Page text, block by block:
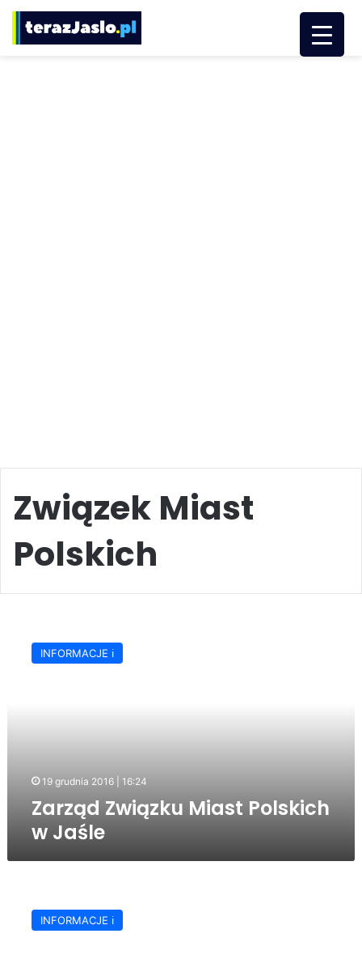
Związek Miast
Polskich
Związku
Miast INFORMACJE ℹ️
19 grudnia 2016 | 16:24
Zarząd Związku Miast Polskich
w Jaśle
Miast
Polskich:INFORMACJE ℹ️